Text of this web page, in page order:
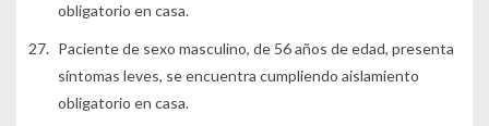
obligatorio en casa.
Paciente de sexo masculino, de 56 años de edad, presenta
síntomas leves, se encuentra cumpliendo aislamiento
obligatorio en casa.